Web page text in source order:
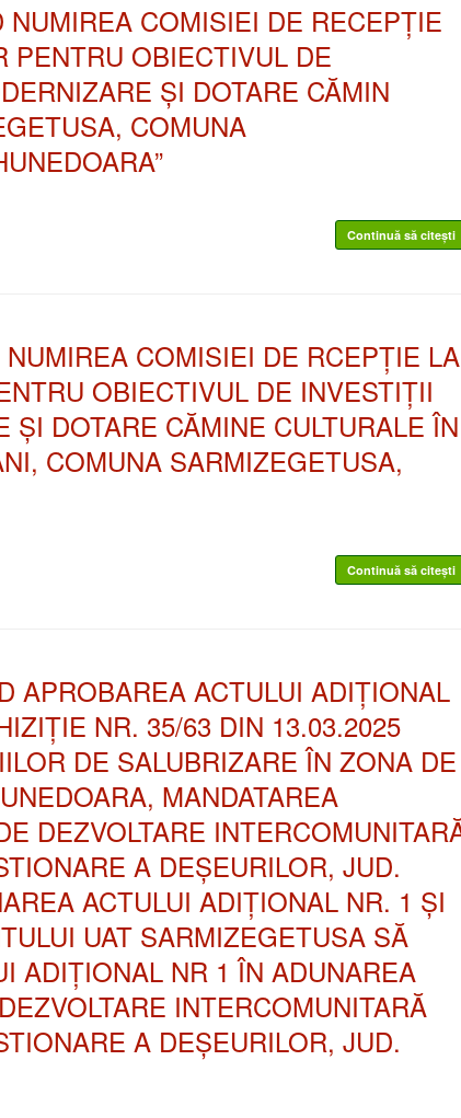
COMISIEI DE RECEPȚIE
PENTRU OBIECTIVUL DE
ȘI DOTARE CĂMIN
COMUNA
Continuă să citești
COMISIEI DE RCEPȚIE LA
OBIECTIVUL DE INVESTIȚII
ȘI DOTARE CĂMINE CULTURALE ÎN
COMUNA SARMIZEGETUSA,
Continuă să citești
APROBAREA ACTULUI ADIȚIONAL
NR. 35/63 DIN 13.03.2025
DE SALUBRIZARE ÎN ZONA DE
MANDATAREA
DEZVOLTARE
A DEȘEURILOR, JUD.
ACTULUI ADIȚIONAL NR. 1 ȘI
UAT SARMIZEGETUSA SĂ
ADIȚIONAL NR 1 ÎN ADUNAREA
INTERCOMUNITARĂ
A DEȘEURILOR, JUD.